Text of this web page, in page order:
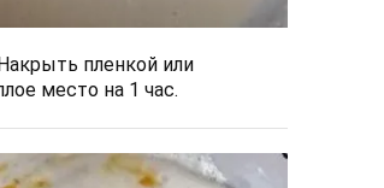
пленкой или
место на 1 час.